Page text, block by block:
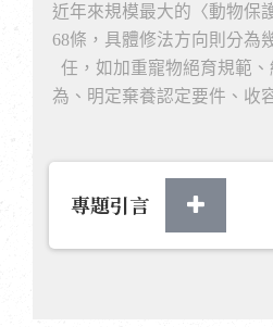
近年來規模最大的〈動物保
68條，具體修法方向則分為
任，如加重寵物絕育規範
為、明定棄養認定要件、收
專題引言